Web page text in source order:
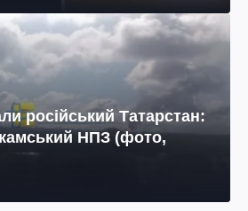
російський Татарстан:
НПЗ (фото,